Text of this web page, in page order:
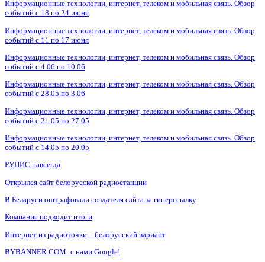
Информационные технологии, интернет, телеком и мобильная связь. Обзор
событий с 18 по 24 июня
Информационные технологии, интернет, телеком и мобильная связь. Обзор
событий с 11 по 17 июня
Информационные технологии, интернет, телеком и мобильная связь. Обзор
событий с 4.06 по 10.06
Информационные технологии, интернет, телеком и мобильная связь. Обзор
событий с 28.05 по 3.06
Информационные технологии, интернет, телеком и мобильная связь. Обзор
событий с 21.05 по 27.05
Информационные технологии, интернет, телеком и мобильная связь. Обзор
событий с 14.05 по 20.05
РУПИС навсегда
Открылся сайт белорусской радиостанции
В Беларуси оштрафовали создателя сайта за гиперссылку
Компания подводит итоги
Интернет из радиоточки – белорусский вариант
BYBANNER.COM: c нами Google!